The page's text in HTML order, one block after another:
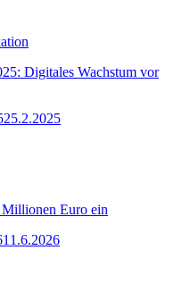
Digitales Wachstum vor
25.2.2025
Millionen Euro ein
11.6.2026